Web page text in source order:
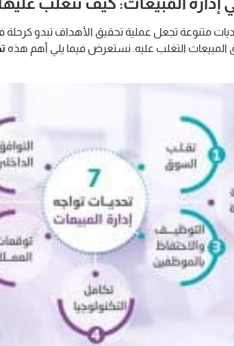
متنوعة تجعل عملية تحقيق الأهداف تبدو
المبيعات التغلب عليه. نستعرض فيما يلي أهم هذه